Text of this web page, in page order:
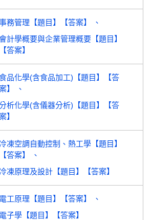
務管理【題目】【答案】
計學概要與企業管理概要【題目】
【答案】
品化學(含食品加工)【題目】【答
】
析化學(含儀器分析)【題目】【答
】
冷凍空調自動控制、熱工學【題目】
【答案】
冷凍原理及設計【題目】【答案】
電工原理【題目】【答案】
電子學【題目】【答案】